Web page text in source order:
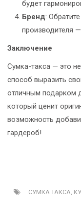
будет
Бренд:
производителя
Заключение
Сумка-такса — это
способ выразить
отличным подарком
который ценит
возможность
гардероб!
СУМКА ТАКСА,